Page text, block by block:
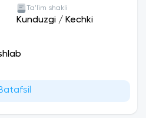
Ta'lim shakli
Kunduzgi / Kechki